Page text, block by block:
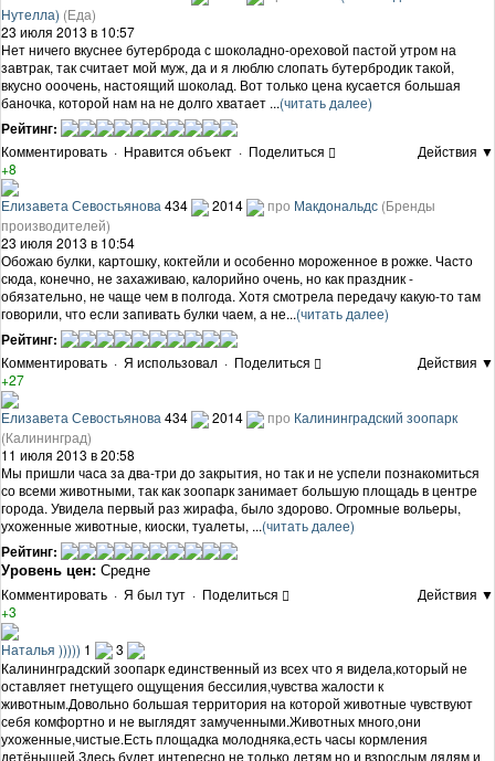
Нутелла) (Еда)
23 июля 2013 в 10:57
Нет ничего вкуснее бутерброда с шоколадно-ореховой пастой утром на
завтрак, так считает мой муж, да и я люблю слопать бутербродик такой,
вкусно ооочень, настоящий шоколад. Вот только цена кусается большая
баночка, которой нам на не долго хватает ...(читать далее)
Рейтинг:
Комментировать · Нравится объект · Поделиться
Действия ▼
+8
Елизавета Севостьянова 434 2014 про Макдональдс (Бренды
производителей)
23 июля 2013 в 10:54
Обожаю булки, картошку, коктейли и особенно мороженное в рожке. Часто
сюда, конечно, не захаживаю, калорийно очень, но как праздник -
обязательно, не чаще чем в полгода. Хотя смотрела передачу какую-то там
говорили, что если запивать булки чаем, а не...(читать далее)
Рейтинг:
Комментировать · Я использовал · Поделиться
Действия ▼
+27
Елизавета Севостьянова 434 2014 про Калининградский зоопарк
(Калининград)
11 июля 2013 в 20:58
Мы пришли часа за два-три до закрытия, но так и не успели познакомиться
со всеми животными, так как зоопарк занимает большую площадь в центре
города. Увидела первый раз жирафа, было здорово. Огромные вольеры,
ухоженные животные, киоски, туалеты, ...(читать далее)
Рейтинг:
Уровень цен: Средне
Комментировать · Я был тут · Поделиться
Действия ▼
+3
Наталья ))))) 1
3
Калининградский зоопарк единственный из всех что я видела,который не
оставляет гнетущего ощущения бессилия,чувства жалости к
животным.Довольно большая территория на которой животные чувствуют
себя комфортно и не выглядят замученными.Животных много,они
ухоженные,чистые.Есть площадка молодняка,есть часы кормления
детёнышей.Здесь будет интересно не только детям но и взрослым дядям и